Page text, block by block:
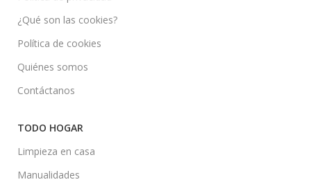
¿Qué son las cookies?
Política de cookies
Quiénes somos
Contáctanos
TODO HOGAR
Limpieza en casa
Manualidades